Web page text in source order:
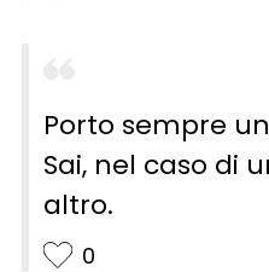
Porto sempre
Sai, nel caso di
altro.
0